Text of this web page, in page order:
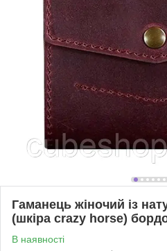
Гаманець жіночий із
(шкіра crazy horse)
В наявності